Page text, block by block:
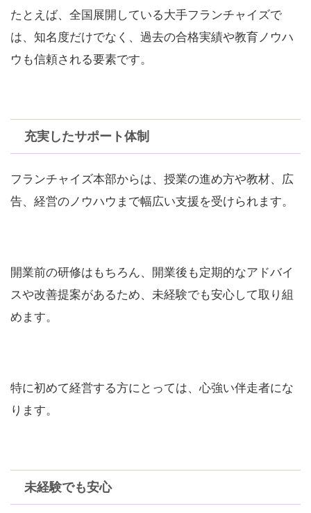
たとえば、全国展開している大手フランチャイズで
は、知名度だけでなく、過去の合格実績や教育ノウハ
ウも信頼される要素です。
充実したサポート体制
フランチャイズ本部からは、授業の進め方や教材、広
告、経営のノウハウまで幅広い支援を受けられます。
開業前の研修はもちろん、開業後も定期的なアドバイ
スや改善提案があるため、未経験でも安心して取り組
めます。
特に初めて経営する方にとっては、心強い伴走者にな
ります。
未経験でも安心